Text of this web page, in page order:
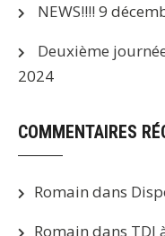
NEWS!!!! 9
Deuxième
2024
COMMENTAIRES
Romain dans
Romain dans TDJ